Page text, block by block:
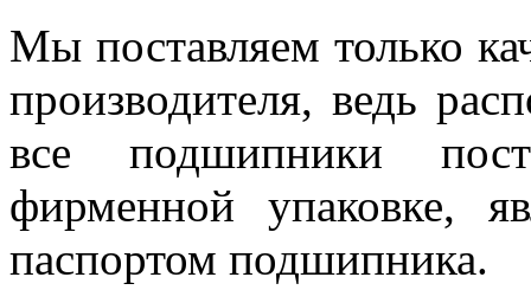
Мы поставляем только
производителя, ведь
все подшипники
фирменной упаковке,
паспортом подшипника.